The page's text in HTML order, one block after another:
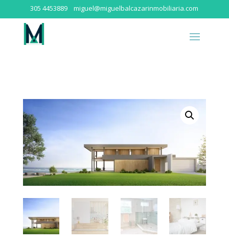
305 4453889miguel@miguelbalcazarinmobiliaria.com